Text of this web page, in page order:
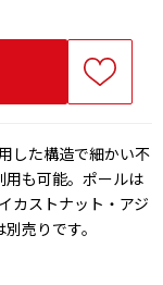
した構造で細かい不
も可能。ポールは
カストナット・アジ
売りです。